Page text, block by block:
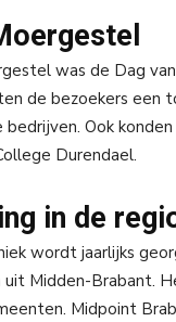
was de Dag
de bezoekers een
bedrijven. Ook
Durendael.
in de
wordt jaarlijks
Midden-Brabant.
Midpoint